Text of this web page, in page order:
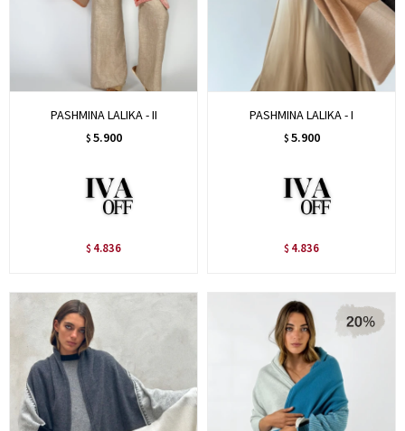
PASHMINA LALIKA - II
$ 5.900
$ 4.836
PASHMINA LALIKA - I
$ 5.900
$ 4.836